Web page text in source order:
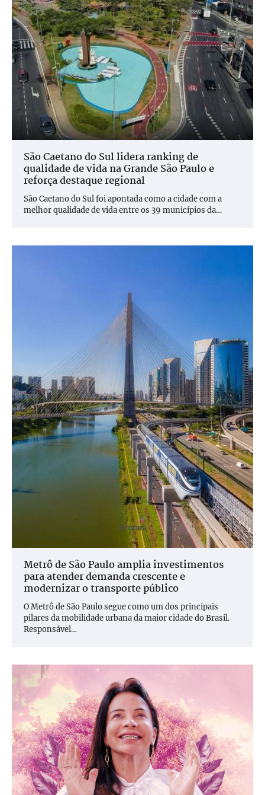
São Caetano do Sul lidera ranking de
qualidade de vida na Grande São Paulo e
reforça destaque regional
São Caetano do Sul foi apontada como a cidade com a
melhor qualidade de vida entre os 39 municípios da…
Metrô de São Paulo amplia investimentos
para atender demanda crescente e
modernizar o transporte público
O Metrô de São Paulo segue como um dos principais
pilares da mobilidade urbana da maior cidade do Brasil.
Responsável…